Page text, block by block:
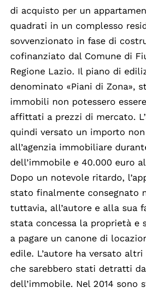
di acquisto per un
quadrati in un complesso
sovvenzionato in fase di
cofinanziato dal Comune di
Regione Lazio. Il piano di
denominato «Piani di Zona»,
immobili non potessero
affittati a prezzi di mercato.
quindi versato un importo
all’agenzia immobiliare
dell’immobile e 40.000 euro
Dopo un notevole ritardo,
stato finalmente consegnato
tuttavia, all’autore e alla sua
stata concessa la proprietà e
a pagare un canone di
edile. L’autore ha versato
che sarebbero stati detratti
dell’immobile. Nel 2014 sono